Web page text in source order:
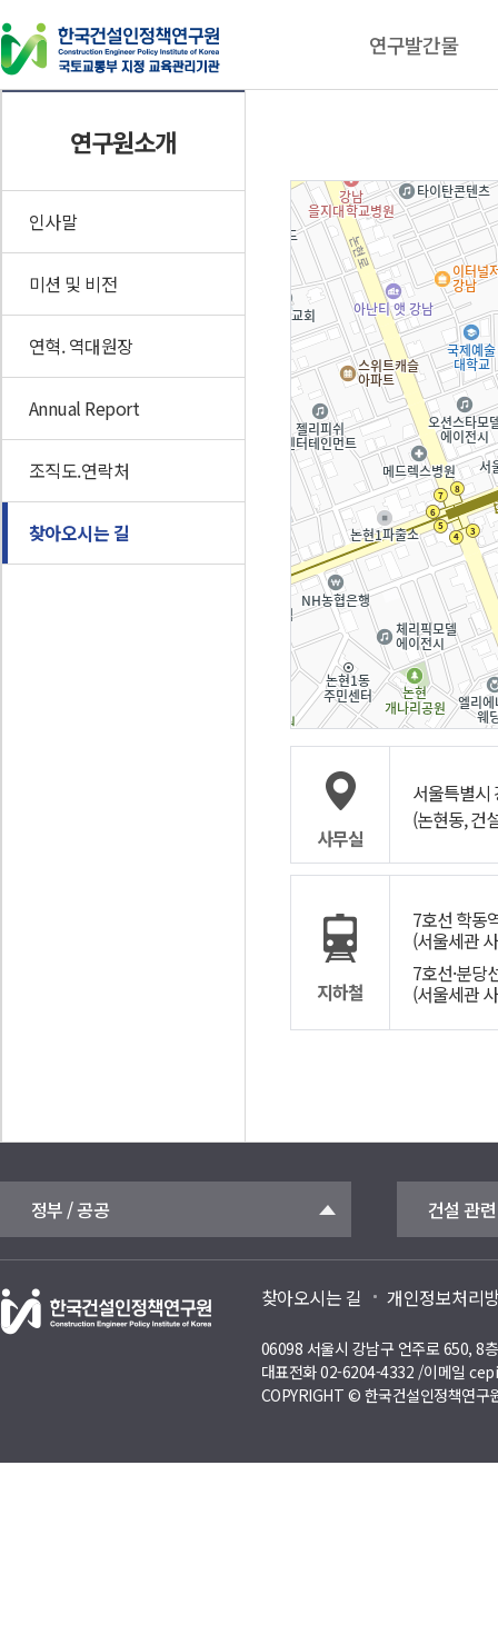
연구발간물
연구보고서
이슈체크
연구원소개
인사말
미션 및 비전
연혁. 역대원장
Annual Report
조직도.연락처
찾아오시는 길
사무실
서울특별시
(논현동, 건
지하철
7호선 학동
(서울세관
7호선·분당
(서울세관
정부 / 공공 건설 관
찾아오시는 길 개인정보처리
06098 서울시 강남구 언주로 650, 8
대표전화 02-6204-4332 /이메일
COPYRIGHT © 한국건설인정책연구